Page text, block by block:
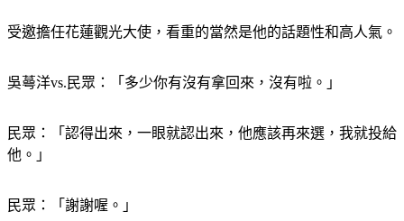
受邀擔任花蓮觀光大使，看重的當然是他的話題性和高人氣。
吳蕚洋vs.民眾：「多少你有沒有拿回來，沒有啦。」
民眾：「認得出來，一眼就認出來，他應該再來選，我就投給
他。」
民眾：「謝謝喔。」